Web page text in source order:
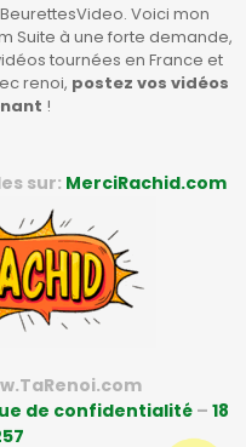
Voici mon
Suite à une forte demande,
tournées en France et
renoi, postez vos vidéos
!
sur: MerciRachid.com
de confidentialité– 18